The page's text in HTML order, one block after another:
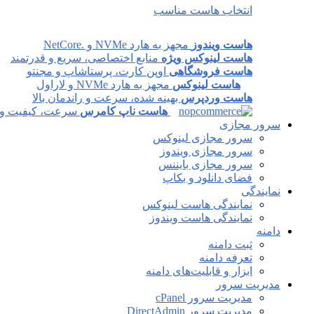
انتخاب هاست مناسب
هاست ویندوز مجهز به هارد NVMe و .NetCore
هاست لینوکس ویژه منابع اختصاصی، سریع و قدرتمند
هاست فروشگاهی اوپن کارت، پرستاشاپ و مجنتو
هاست لینوکس مجهز به هارد NVMe و لاراول
هاست وردپرس بهینه شده، سرعت و راندمان بالا
هاست ناپ کامرس سرعت، کیفیت و
سرور مجازی
سرور مجازی لینوکس
سرور مجازی ویندوز
سرور مجازی بایننس
فضای دانلود و بکاپ
نمایندگی
نمایندگی هاست لینوکس
نمایندگی هاست ویندوز
دامنه
ثبت دامنه
تعرفه دامنه
ابزار و قابلیت‌های دامنه
مدیریت سرور
مدیریت سرور cPanel
مدیریت سرور DirectAdmin